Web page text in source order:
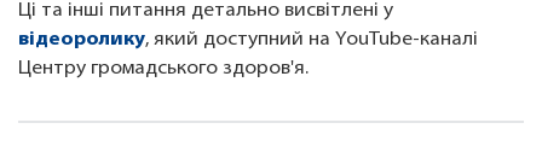
Ці та інші питання детально висвітлені у
відеоролику, який доступний на YouTube-каналі
Центру громадського здоров'я.